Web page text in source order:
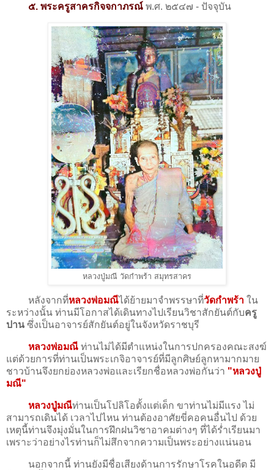
๕. พระครูสาครกิจจกาภรณ์ พ.ศ. ๒๕๔๗ - ปัจจุบัน
หลวงปู่มณี วัดกำพร้า สมุทรสาคร
หลังจากที่หลวงพ่อมณีได้ย้ายมาจำพรรษาที่วัดกำพร้า ใน
ระหว่างนั้น ท่านมีโอกาสได้เดินทางไปเรียนวิชาสักยันต์กับครู
ปาน ซึ่งเป็นอาจารย์สักยันต์อยู่ในจังหวัดราชบุรี
หลวงพ่อมณี ท่านไม่ได้มีตำแหน่งในการปกครองคณะสงฆ์
แต่ด้วยการที่ท่านเป็นพระเกจิอาจารย์ที่มีลูกศิษย์ลูกหามากมาย
ชาวบ้านจึงยกย่องหลวงพ่อและเรียกชื่อหลวงพ่อกันว่า "หลวงปู่
มณี"
หลวงปู่มณีท่านเป็นโปลิโอตั้งแต่เด็ก ขาท่านไม่มีแรง ไม่
สามารถเดินได้ เวลาไปไหน ท่านต้องอาศัยขี่คอคนอื่นไป ด้วย
เหตุนี้ท่านจึงมุ่งมั่นในการฝึกฝนวิชาอาคมต่างๆ ที่ได้ร่ำเรียนมา
เพราะว่าอย่างไรท่านก็ไม่สึกจากความเป็นพระอย่างแน่นอน
นอกจากนี้ ท่านยังมีชื่อเสียงด้านการรักษาโรคในอดีต มี